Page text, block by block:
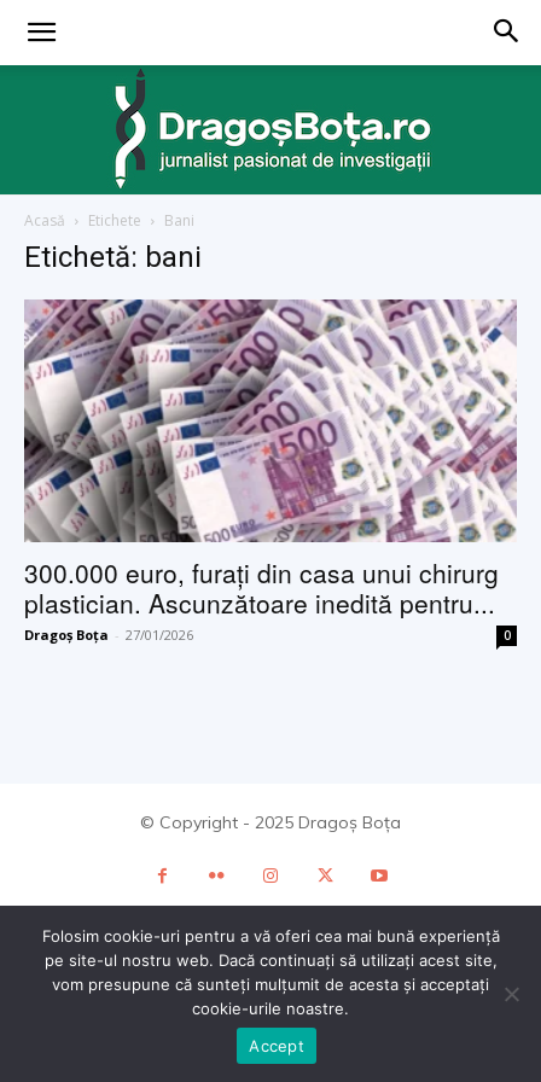
Acasă Etichete Bani
Etichetă: bani
300.000 euro, furați din casa unui chirurg
plastician. Ascunzătoare inedită pentru...
Dragoș Boța - 27/01/2026 0
© Copyright - 2025 Dragoș Boța
Folosim cookie-uri pentru a vă oferi cea mai bună experiență
pe site-ul nostru web. Dacă continuați să utilizați acest site,
vom presupune că sunteți mulțumit de acesta și acceptați
cookie-urile noastre.
Accept